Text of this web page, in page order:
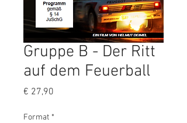
Gruppe B - Der Ritt
auf dem Feuerball
€ 27,90
Format *